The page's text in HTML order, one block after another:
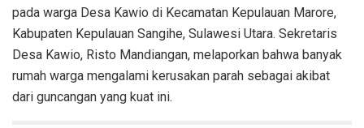
pada warga Desa Kawio di Kecamatan Kepulauan Marore,
Kabupaten Kepulauan Sangihe, Sulawesi Utara. Sekretaris
Desa Kawio, Risto Mandiangan, melaporkan bahwa banyak
rumah warga mengalami kerusakan parah sebagai akibat
dari guncangan yang kuat ini.